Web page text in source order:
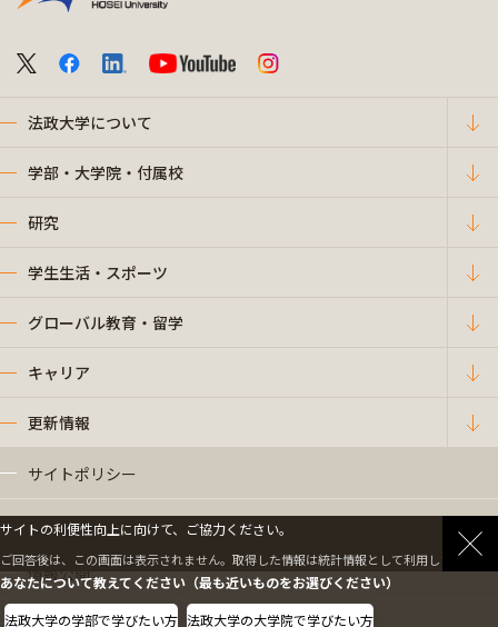
法政大学について
学部・大学院・付属校
研究
学生生活・スポーツ
グローバル教育・留学
キャリア
更新情報
サイトポリシー
プライバシーポリシー
情報公開
サイトの利便性向上に向けて、ご協力ください。
ご回答後は、この画面は表示されません。取得した情報は統計情報として利用します。
あなたについて教えてください（最も近いものをお選びください）
法政大学の学部で学びたい方 法政大学の大学院で学びたい方